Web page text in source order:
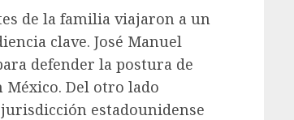
de la familia viajaron a un
clave. José Manuel
defender la postura de
México. Del otro lado
estadounidense